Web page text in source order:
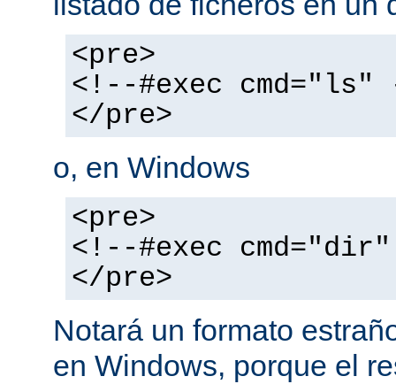
<pre>
<!--#exec cmd="ls"
</pre>
o, en Windows
<pre>
<!--#exec
</pre>
Notará un formato
en Windows, porque el